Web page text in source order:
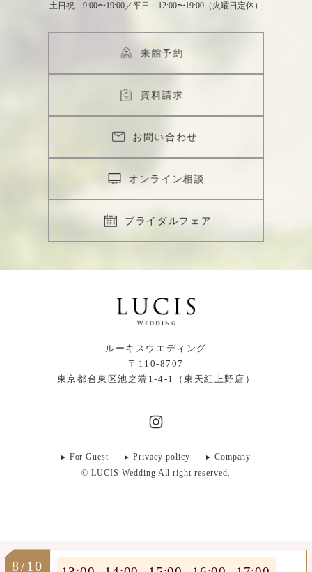
8/10
土日祝 9:00〜19:00／平日 12:00〜19:00（火曜日定休）
来館予約
資料請求
お問い合わせ
オンライン相談
ブライダルフェア
ルーキスウエディング
〒110-8707
東京都台東区池之端1-4-1（東天紅上野店）
For Guest Privacy policy
Company
© LUCIS Wedding All right reserved.